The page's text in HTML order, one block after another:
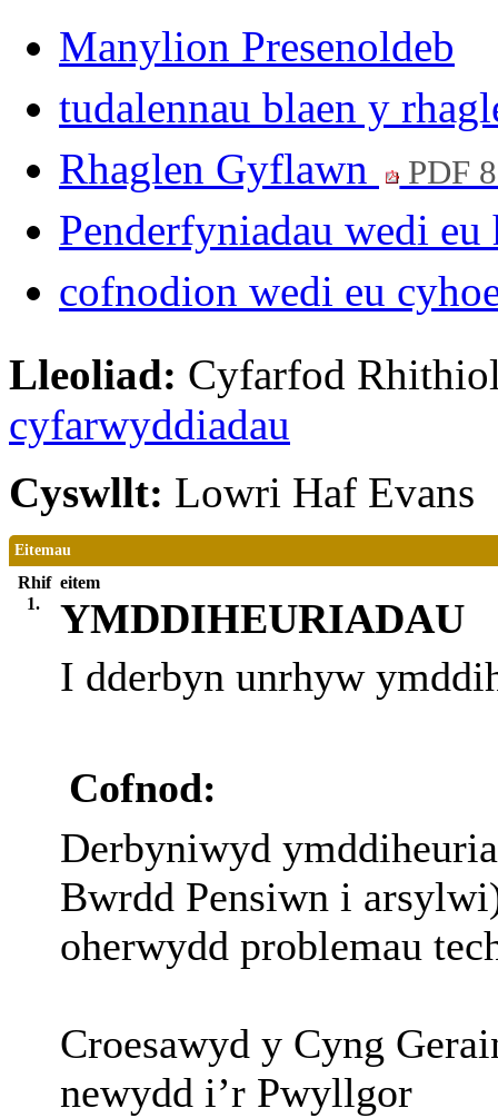
Manylion Presenoldeb
tudalennau blaen y
Rhaglen Gyflawn
PDF
Penderfyniadau wedi
cofnodion wedi eu
Lleoliad: Cyfarfod
cyfarwyddiadau
Cyswllt: Lowri Haf Evans
Eitemau
Rhif eitem
1.
YMDDIHEURIADAU
I dderbyn unrhyw
Cofnod:
Derbyniwyd
Bwrdd Pensiwn i arsylwi
oherwydd problemau
Croesawyd y Cyng
newydd i’r Pwyllgor